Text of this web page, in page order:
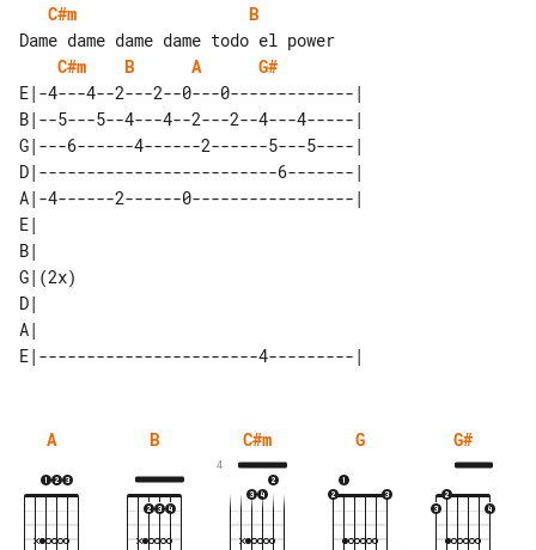
C#m
B
C#m
B A
G#
E|-4---4--2---2--0---0-------------|
B|--5---5--4---4--2---2--4---4-----|
G|---6------4------2------5---5----|
D|-------------------------6-------|
A|-4------2------0-----------------|
E|
B|
G|(2x)
D|
A B C#m
4
G G#